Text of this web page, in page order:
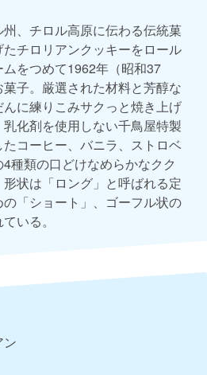
、チロル高原に伝わる伝統菓
チロリアンクッキーをロール
をつめて1962年（昭和37
子。厳選された材料と芳醇な
に練りこみサクっと焼き上げ
化剤を使用しない千鳥屋特製
コーヒー、バニラ、ストロベ
種類の口どけなめらかなクク
状は「ロング」と呼ばれる定
「ショート」、ゴーフル状の
いる。
ン